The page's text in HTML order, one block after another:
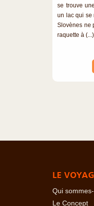
se trouve
un lac qui se
Slovènes ne
raquette à (...)
LE
Qui
Le Concept